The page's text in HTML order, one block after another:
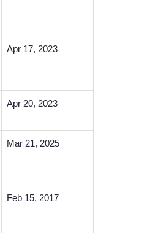
Apr 17, 2023
Apr 20, 2023
Mar 21, 2025
Feb 15, 2017